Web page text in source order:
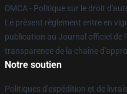
DMCA - Politique sur le droit
Le présent règlement entre en
publication au Journal officiel de
transparence de la chaîne
Notre soutien
Politiques d'expédition et de